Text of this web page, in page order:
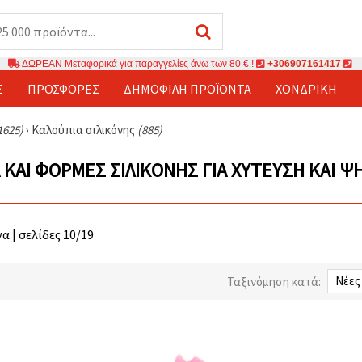
ΔΩΡΕΑΝ Μεταφορικά για παραγγελίες άνω των 80 € ! +306907161417
ΠΡΟΣΦΟΡΈΣ ΔΗΜΟΦΙΛΉ ΠΡΟΪΌΝΤΑ ΧΟΝΔΡΙΚΉ
› Καλούπια σιλικόνης (885)
ΦΌΡΜΕΣ ΣΙΛΙΚΌΝΗΣ ΓΙΑ ΧΎΤΕΥΣΗ ΚΑΙ
| σελίδες 10/19
Ταξινόμηση κατά: